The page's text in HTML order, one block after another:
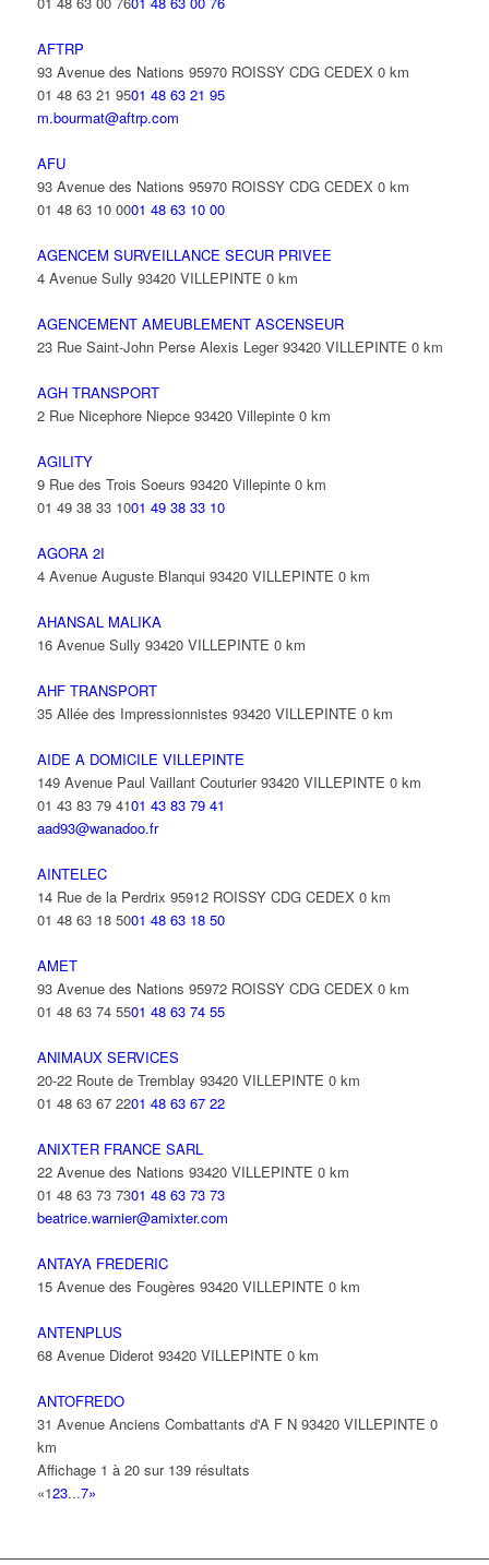
AFTRP
93 Avenue des Nations 95970 ROISSY CDG CEDEX 0 km
01 48 63 21 9501 48 63 21 95
m.bourmat@aftrp.com
AFU
93 Avenue des Nations 95970 ROISSY CDG CEDEX 0 km
01 48 63 10 0001 48 63 10 00
AGENCEM SURVEILLANCE SECUR PRIVEE
4 Avenue Sully 93420 VILLEPINTE 0 km
AGENCEMENT AMEUBLEMENT ASCENSEUR
23 Rue Saint-John Perse Alexis Leger 93420 VILLEPINTE 0 km
AGH TRANSPORT
2 Rue Nicephore Niepce 93420 Villepinte 0 km
AGILITY
9 Rue des Trois Soeurs 93420 Villepinte 0 km
01 49 38 33 1001 49 38 33 10
AGORA 2I
4 Avenue Auguste Blanqui 93420 VILLEPINTE 0 km
AHANSAL MALIKA
16 Avenue Sully 93420 VILLEPINTE 0 km
AHF TRANSPORT
35 Allée des Impressionnistes 93420 VILLEPINTE 0 km
AIDE A DOMICILE VILLEPINTE
149 Avenue Paul Vaillant Couturier 93420 VILLEPINTE 0 km
01 43 83 79 4101 43 83 79 41
aad93@wanadoo.fr
AINTELEC
14 Rue de la Perdrix 95912 ROISSY CDG CEDEX 0 km
01 48 63 18 5001 48 63 18 50
AMET
93 Avenue des Nations 95972 ROISSY CDG CEDEX 0 km
01 48 63 74 5501 48 63 74 55
ANIMAUX SERVICES
20-22 Route de Tremblay 93420 VILLEPINTE 0 km
01 48 63 67 2201 48 63 67 22
ANIXTER FRANCE SARL
22 Avenue des Nations 93420 VILLEPINTE 0 km
01 48 63 73 7301 48 63 73 73
beatrice.warnier@amixter.com
ANTAYA FREDERIC
15 Avenue des Fougères 93420 VILLEPINTE 0 km
ANTENPLUS
68 Avenue Diderot 93420 VILLEPINTE 0 km
ANTOFREDO
31 Avenue Anciens Combattants d'A F N 93420 VILLEPINTE 0
km
Affichage 1 à 20 sur 139 résultats
«123...7»